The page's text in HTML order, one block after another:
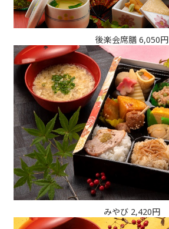
後楽会席膳 6,050円
みやび 2,420円